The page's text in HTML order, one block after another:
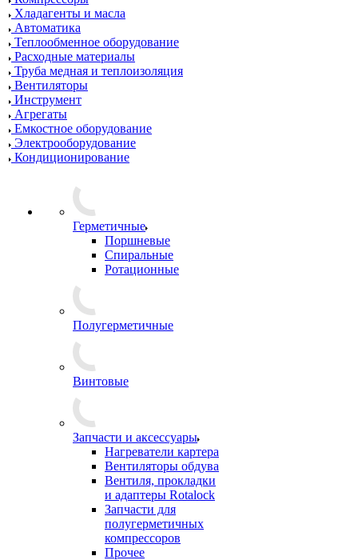
Хладагенты и масла
Автоматика
Теплообменное оборудование
Расходные материалы
Труба медная и теплоизоляция
Вентиляторы
Инструмент
Агрегаты
Емкостное оборудование
Электрооборудование
Кондиционирование
Герметичные
Поршневые
Спиральные
Ротационные
Полугерметичные
Винтовые
Запчасти и аксессуары
Нагреватели картера
Вентиляторы обдува
Вентиля, прокладки
и адаптеры Rotalock
Запчасти для
полугерметичных
компрессоров
Прочее